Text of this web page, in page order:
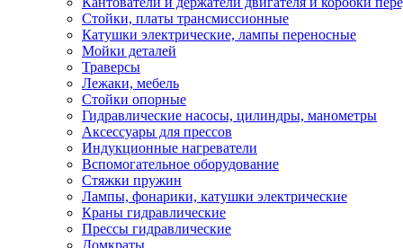
Стойки, платы трансмиссионные
Катушки электрические, лампы переносные
Мойки деталей
Траверсы
Лежаки, мебель
Стойки опорные
Гидравлические насосы, цилиндры, манометры
Аксессуары для прессов
Индукционные нагреватели
Вспомогательное оборудование
Стяжки пружин
Лампы, фонарики, катушки электрические
Краны гидравлические
Прессы гидравлические
Домкраты